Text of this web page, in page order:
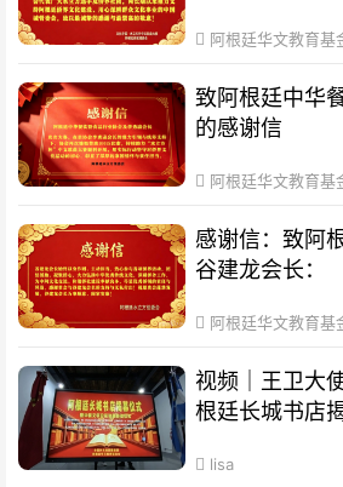
阿根廷华文教育基
致阿根廷中华
的感谢信
阿根廷华文教育基
感谢信：致阿
谷建龙会长：
阿根廷华文教育基
视频｜王卫大
根廷长城书店
lisa